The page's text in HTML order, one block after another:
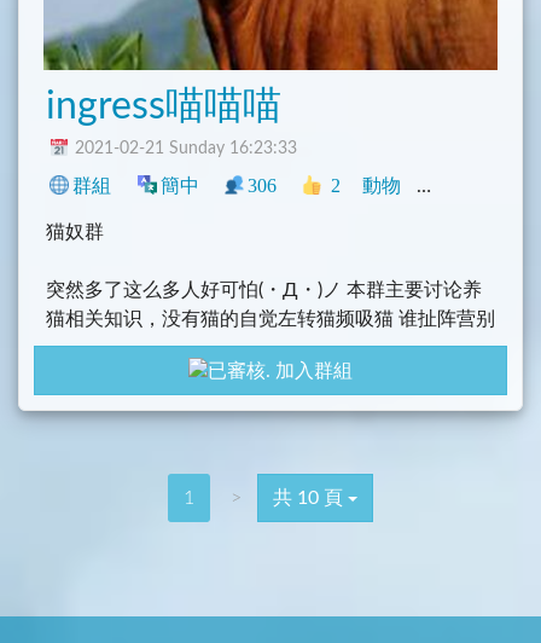
ingress喵喵喵
2021-02-21 Sunday 16:23:33
群組 簡中 306 2 動物 中文圈
猫奴群
突然多了这么多人好可怕(・Д・)ノ 本群主要讨论养
猫相关知识，没有猫的自觉左转猫频吸猫 谁扯阵营别
怪群主爆炸
科学喂养，适龄绝育，疫苗打齐，不离不弃。广告、
币圈、政治，注意车速，没有username等一律直接踢
加入群組
1 > 共 10 頁